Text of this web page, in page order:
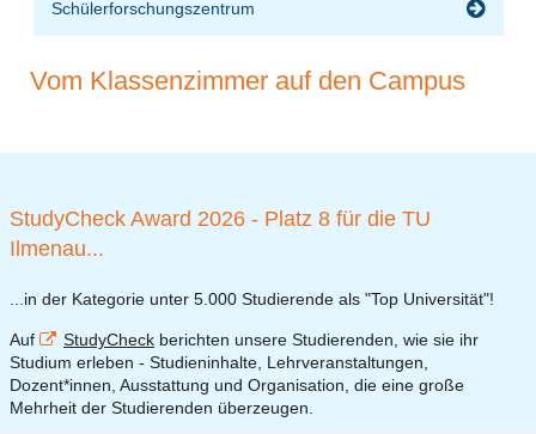
Schülerforschungszentrum
Vom Klassenzimmer auf den Campus
StudyCheck Award 2026 - Platz 8 für die TU
Ilmenau...
...in der Kategorie unter 5.000 Studierende als "Top Universität"!
Auf StudyCheck berichten unsere Studierenden, wie sie ihr
Studium erleben - Studieninhalte, Lehrveranstaltungen,
Dozent*innen, Ausstattung und Organisation, die eine große
Mehrheit der Studierenden überzeugen.